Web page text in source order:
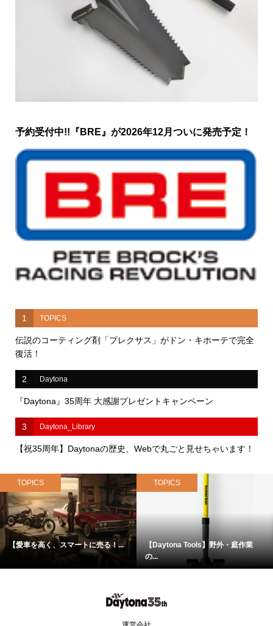
予約受付中!!『BRE』が2026年12月ついに発売予定！
1 TOPICS
伝説のコーティング剤「プレクサス」がドン・キホーテで完全
復活！
2 Daytona
『Daytona』35周年 大感謝プレゼントキャンペーン
3 Daytona_Library
【祝35周年】Daytonaの歴史、Webで丸ごと見せちゃいます！
TOPICS
【愛車を高く、スマートに売る！...
TOPICS
【Daytona Tools】野外・庭作業
の...